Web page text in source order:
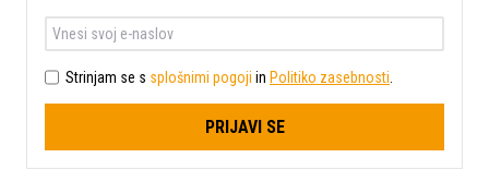
Strinjam se s splošnimi pogoji in Politiko zasebnosti
PRIJAVI SE